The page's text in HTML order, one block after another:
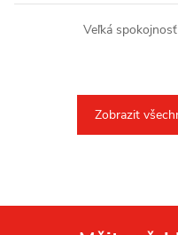
Veľká
Zobrazit